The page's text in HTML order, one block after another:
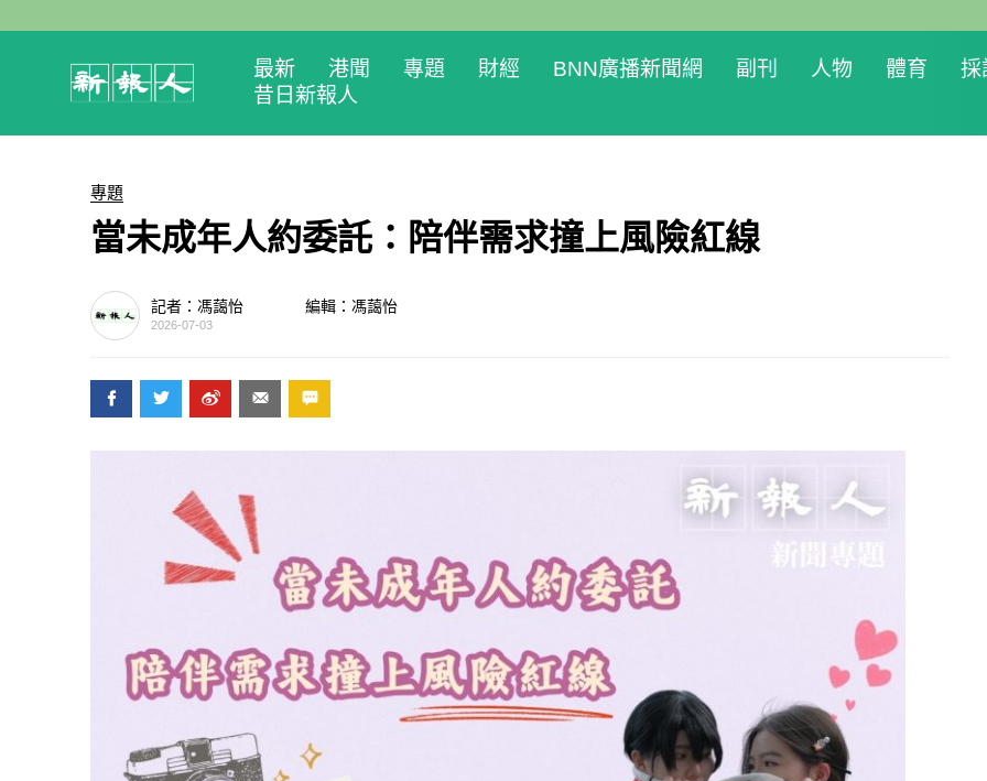
最新 港聞 專題 財經 BNN廣播新聞網 副刊 人物 體育 採
昔日新報人
專題
當未成年人約委託：陪伴需求撞上風險紅線
記者：馮藹怡 編輯：馮藹怡
2026-07-03